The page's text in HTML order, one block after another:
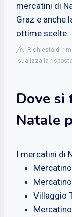
mercatini di
Graz e anche
ottime scelte.
Richiesta di
isualizza la
Dove si
Natale
I mercatini di
Villaggio